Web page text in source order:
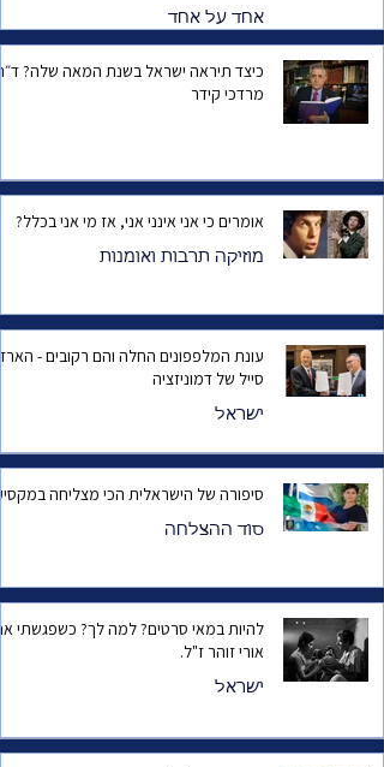
אחד על אחד
כיצד תיראה ישראל בשנת המאה
מרדכי קידר
אומרים כי אני אינני אני, אז מי אני בכלל?
מוזיקה תרבות ואומנות
עונת המלפפונים החלה והם רקובים -
סייל של דמוניזציה
ישראל
סיפורה של הישראלית הכי מצליחה
סוד ההצלחה
להיות במאי סרטים? למה לך? כשפגשתי
אורי זוהר ז"ל.
ישראל